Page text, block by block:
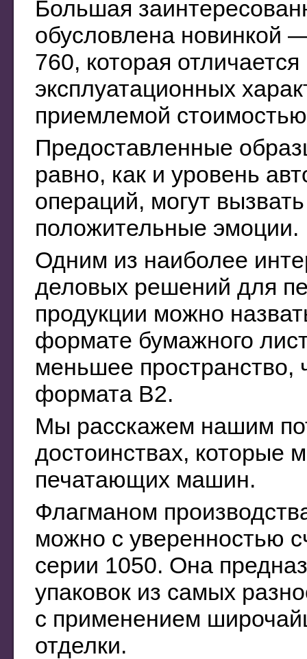
Большая
обусловлена новинкой
760, которая
эксплуатационных
приемлемой
Предоставленные
равно, как и уровень
операций, могут
положительные эмоции.
Одним из наиболее
деловых решений для
продукции можно
формате бумажного
меньшее пространство,
формата B2.
Мы расскажем нашим
достоинствах, которые
печатающих машин.
Флагманом
можно с уверенностью
серии 1050. Она
упаковок из самых
с применением
отделки.